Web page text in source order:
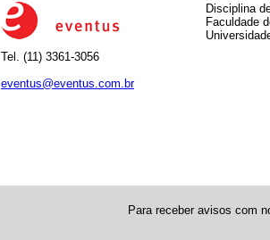
Tel. (11) 3361-3056
eventus@eventus.com.br
Disciplina
Faculdade
Para receber avisos com